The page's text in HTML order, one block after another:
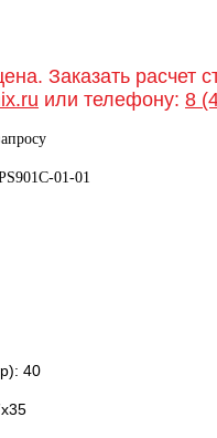
Заказать
или телефону: 8
01-01
40